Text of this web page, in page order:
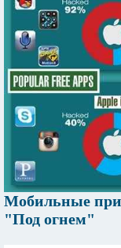
Мобильные
"Под огнем"